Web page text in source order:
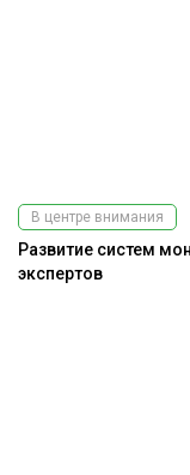
В центре внимания
Развитие систем
экспертов